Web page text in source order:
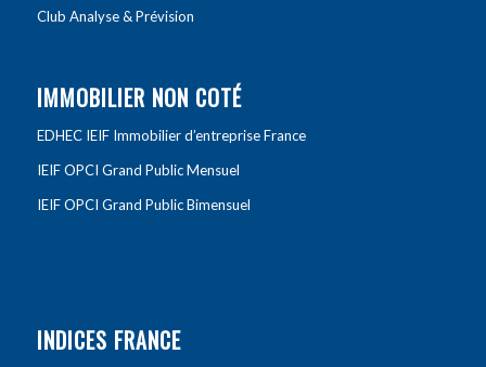
Club Analyse & Prévision
IMMOBILIER NON COTÉ
EDHEC IEIF Immobilier d’entreprise France
IEIF OPCI Grand Public Mensuel
IEIF OPCI Grand Public Bimensuel
INDICES FRANCE